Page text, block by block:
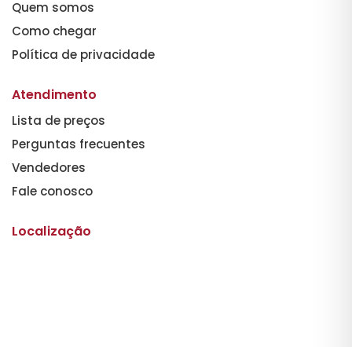
Quem somos
Como chegar
Política de privacidade
Atendimento
Lista de preços
Perguntas frecuentes
Vendedores
Fale conosco
Localização